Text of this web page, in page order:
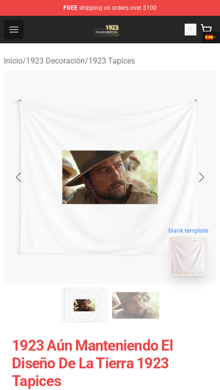
FREE shipping on orders over $100
Open menu
1923 Shop - Official 1923 Merchandise Store
Inicio/1923 Decoración/1923 Tapices
blank template
1923 Aún Manteniendo El
Diseño De La Tierra 1923
Tapices